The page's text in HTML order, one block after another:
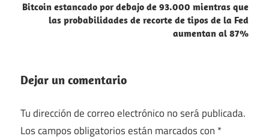
Bitcoin estancado por debajo de 93.000 mientras que
las probabilidades de recorte de tipos de la Fed
aumentan al 87%
Dejar un comentario
Tu dirección de correo electrónico no será publicada.
Los campos obligatorios están marcados con *